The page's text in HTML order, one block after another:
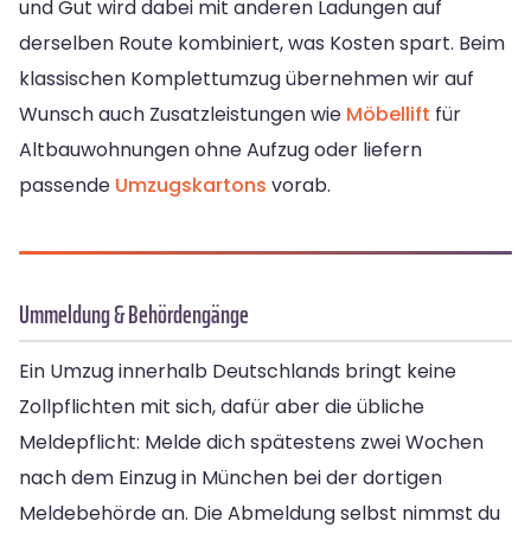
und Gut wird dabei mit anderen Ladungen auf
derselben Route kombiniert, was Kosten spart. Beim
klassischen Komplettumzug übernehmen wir auf
Wunsch auch Zusatzleistungen wie Möbellift für
Altbauwohnungen ohne Aufzug oder liefern
passende Umzugskartons vorab.
Ummeldung & Behördengänge
Ein Umzug innerhalb Deutschlands bringt keine
Zollpflichten mit sich, dafür aber die übliche
Meldepflicht: Melde dich spätestens zwei Wochen
nach dem Einzug in München bei der dortigen
Meldebehörde an. Die Abmeldung selbst nimmst du